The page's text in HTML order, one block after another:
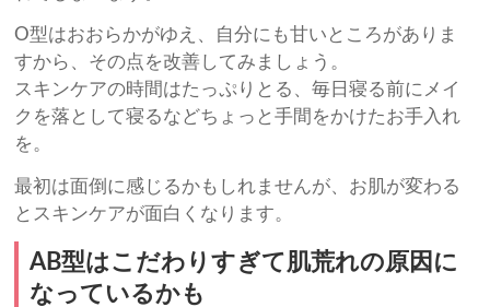
O型はおおらかがゆえ、自分にも甘いところがありま
すから、その点を改善してみましょう。
スキンケアの時間はたっぷりとる、毎日寝る前にメイ
クを落として寝るなどちょっと手間をかけたお手入れ
を。
最初は面倒に感じるかもしれませんが、お肌が変わる
とスキンケアが面白くなります。
AB型はこだわりすぎて肌荒れの原因に
なっているかも